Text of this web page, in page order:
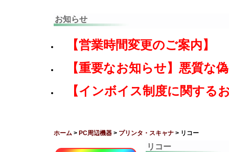
お知らせ
【営業時間変更のご案内】
【重要なお知らせ】悪質な
【インボイス制度に関する
ホーム > PC周辺機器 > プリンタ・スキャナ > リコー
リコー